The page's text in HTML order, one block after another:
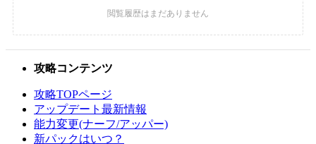
攻略コンテンツ
攻略TOPページ
アップデート最新情報
能力変更(ナーフ/アッパー)
新パックはいつ？